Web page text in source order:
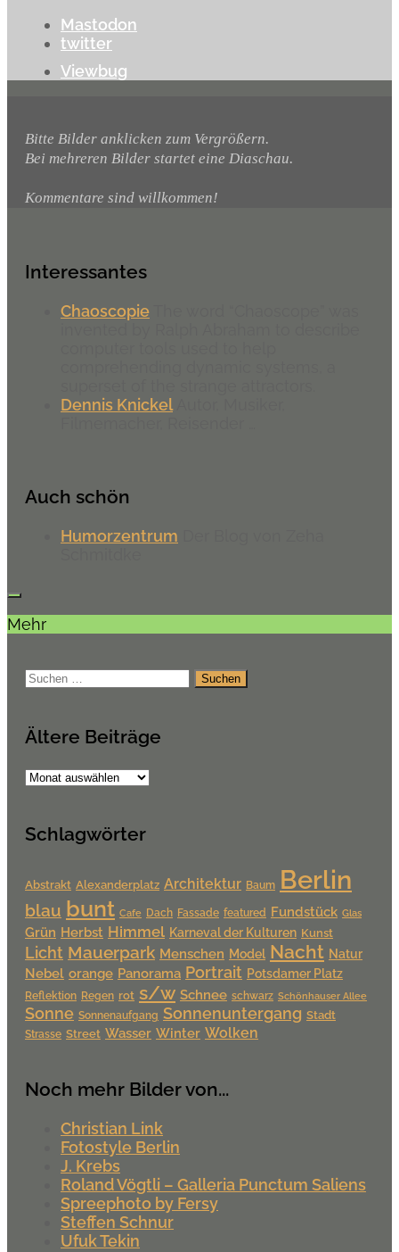
Mastodon
twitter
Viewbug
Bitte Bilder anklicken zum Vergrößern.
Bei mehreren Bilder startet eine Diaschau.
Kommentare sind willkommen!
Interessantes
Chaoscopie
Dennis KnickelAutor, Musiker,
Auch schön
Humorzentrum
Mehr
Suchen
Ältere Beiträge
Ältere
Schlagwörter
Abstrakt Alexanderplatz Architektur Baum Berlin
blau bunt Cafe Dach Fassade featured Fundstück Glas
Grün Herbst Himmel Karneval der Kulturen Kunst
Licht Mauerpark Menschen Model Nacht Natur
Nebel orange Panorama Portrait Potsdamer Platz
Reflektion Regen rot s/w Schnee schwarz Schönhauser Allee
Sonne Sonnenaufgang Sonnenuntergang Stadt
Strasse Street Wasser Winter Wolken
Noch mehr Bilder von...
Christian Link
Fotostyle Berlin
J. Krebs
Roland Vögtli – Galleria Punctum Saliens
Spreephoto by Fersy
Steffen Schnur
Ufuk Tekin